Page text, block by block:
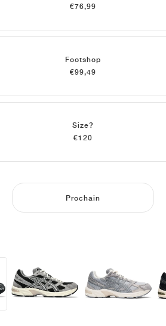
€76,99
Footshop
€99,49
Size?
€120
Prochain